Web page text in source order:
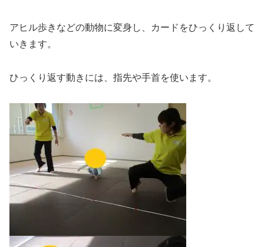
アヒル歩きなどの動物に変身し、カードをひっくり返して
いきます。
ひっくり返す動きには、指先や手首を使います。